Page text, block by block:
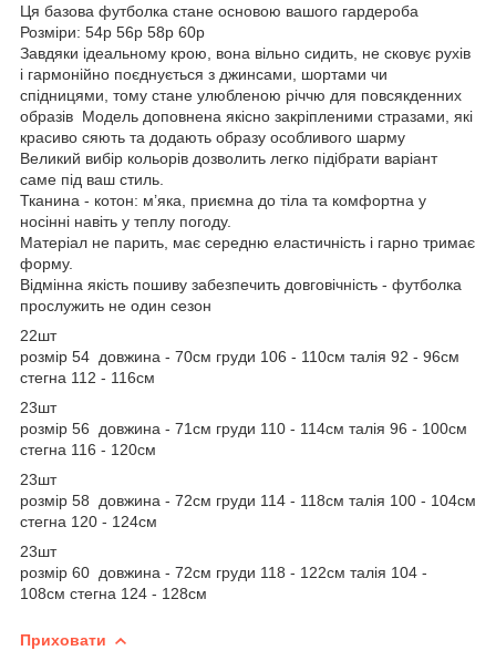
Ця базова футболка стане основою вашого гардероба
Розміри: 54р 56р 58р 60р
Завдяки ідеальному крою, вона вільно сидить, не сковує рухів
і гармонійно поєднується з джинсами, шортами чи
спідницями, тому стане улюбленою річчю для повсякденних
образів Модель доповнена якісно закріпленими стразами, які
красиво сяють та додають образу особливого шарму
Великий вибір кольорів дозволить легко підібрати варіант
саме під ваш стиль.
Тканина - котон: м’яка, приємна до тіла та комфортна у
носінні навіть у теплу погоду.
Матеріал не парить, має середню еластичність і гарно тримає
форму.
Відмінна якість пошиву забезпечить довговічність - футболка
прослужить не один сезон
22шт
розмір 54 довжина - 70см груди 106 - 110см талія 92 - 96см
стегна 112 - 116см
23шт
розмір 56 довжина - 71см груди 110 - 114см талія 96 - 100см
стегна 116 - 120см
23шт
розмір 58 довжина - 72см груди 114 - 118см талія 100 - 104см
стегна 120 - 124см
23шт
розмір 60 довжина - 72см груди 118 - 122см талія 104 -
108см стегна 124 - 128см
Приховати